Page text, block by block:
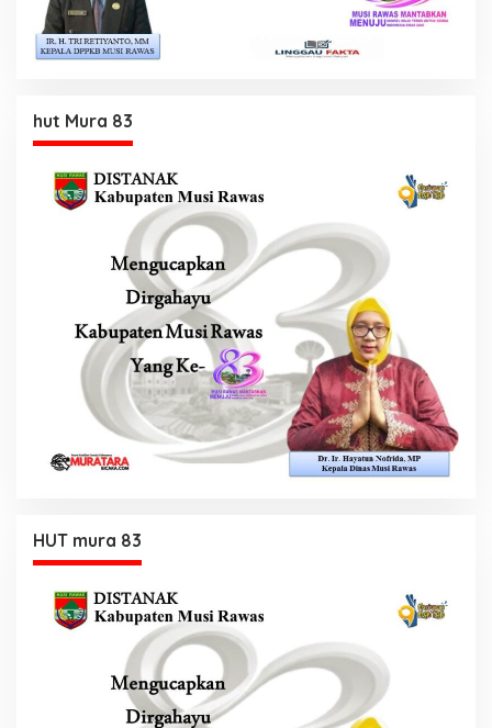
hut Mura 83
HUT mura 83